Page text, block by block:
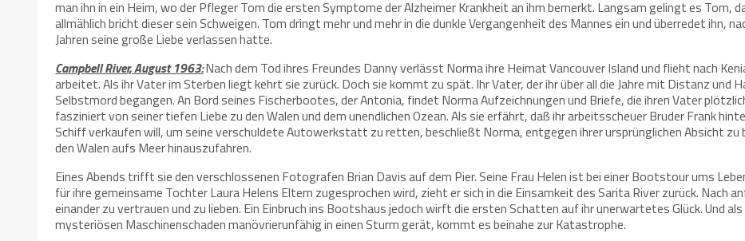
man ihn in ein Heim, wo der Pfleger Tom die ersten Symptome der Alzheimer Krankheit an ihm bemerkt. Langsam gelingt es Tom,
allmählich bricht dieser sein Schweigen. Tom dringt mehr und mehr in die dunkle Vergangenheit des Mannes ein und überredet ihn,
Jahren seine große Liebe verlassen hatte.
Campbell River, August 1963:Nach dem Tod ihres Freundes Danny verlässt Norma ihre Heimat Vancouver Island und flieht nach
arbeitet. Als ihr Vater im Sterben liegt kehrt sie zurück. Doch sie kommt zu spät. Ihr Vater, der ihr über all die Jahre mit Distanz
Selbstmord begangen. An Bord seines Fischerbootes, der Antonia, findet Norma Aufzeichnungen und Briefe, die ihren Vater
fasziniert von seiner tiefen Liebe zu den Walen und dem unendlichen Ozean. Als sie erfährt, daß ihr arbeitsscheuer Bruder Frank
Schiff verkaufen will, um seine verschuldete Autowerkstatt zu retten, beschließt Norma, entgegen ihrer ursprünglichen Absicht zu
den Walen aufs Meer hinauszufahren.
Eines Abends trifft sie den verschlossenen Fotografen Brian Davis auf dem Pier. Seine Frau Helen ist bei einer Bootstour ums
für ihre gemeinsame Tochter Laura Helens Eltern zugesprochen wird, zieht er sich in die Einsamkeit des Sarita River zurück. Nach
einander zu vertrauen und zu lieben. Ein Einbruch ins Bootshaus jedoch wirft die ersten Schatten auf ihr unerwartetes Glück. Und
mysteriösen Maschinenschaden manövrierunfähig in einen Sturm gerät, kommt es beinahe zur Katastrophe.